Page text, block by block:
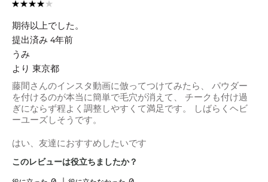
期待以上でした。
提出済み 4年前
うみ
より 東京都
藤間さんのインスタ動画に倣ってつけてみたら、 パウダー
を付けるのが本当に簡単で毛穴が消えて、 チークも付け過
ぎにならず程よく調整しやすくて満足です。 しばらくヘビ
ーユーズしそうです。
はい、友達におすすめしたいです
このレビューは役立ちましたか？